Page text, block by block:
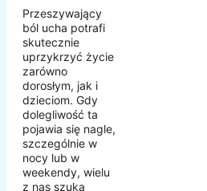
Przeszywający
ból ucha potrafi
skutecznie
uprzykrzyć życie
zarówno
dorosłym, jak i
dzieciom. Gdy
dolegliwość ta
pojawia się nagle,
szczególnie w
nocy lub w
weekendy, wielu
z nas szuka